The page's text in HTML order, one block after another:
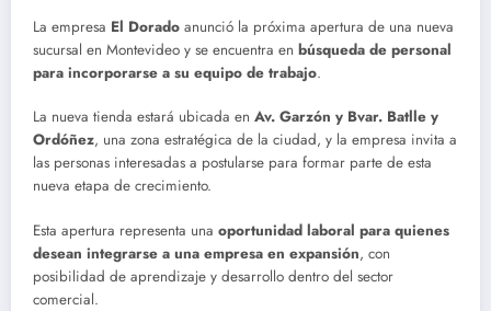
La empresa El Dorado anunció la próxima apertura de una nueva
sucursal en Montevideo y se encuentra en búsqueda de personal
para incorporarse a su equipo de trabajo.
La nueva tienda estará ubicada en Av. Garzón y Bvar. Batlle y
Ordóñez, una zona estratégica de la ciudad, y la empresa invita a
las personas interesadas a postularse para formar parte de esta
nueva etapa de crecimiento.
Esta apertura representa una oportunidad laboral para quienes
desean integrarse a una empresa en expansión, con
posibilidad de aprendizaje y desarrollo dentro del sector
comercial.